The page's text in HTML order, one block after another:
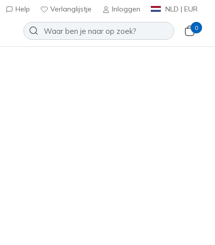
Help Verlanglijstje Inloggen NLD | EUR
0